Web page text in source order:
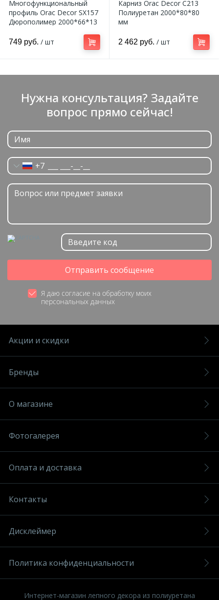
Многофункциональный
профиль Orac Decor SX157
Дюрополимер 2000*66*13
749 руб. / шт
Карниз Orac Decor C213
Полиуретан 2000*80*80
мм
2 462 руб. / шт
Нужна консультация? Задайте
вопрос прямо сейчас!
+7
Отправить сообщение
Я даю согласие на обработку моих
персональных данных
Акции и скидки
Бренды
О магазине
Фотогалерея
Оплата и доставка
Контакты
Дисклеймер
Политика конфиденциальности
Интернет-магазин лепного декора из полиуретана